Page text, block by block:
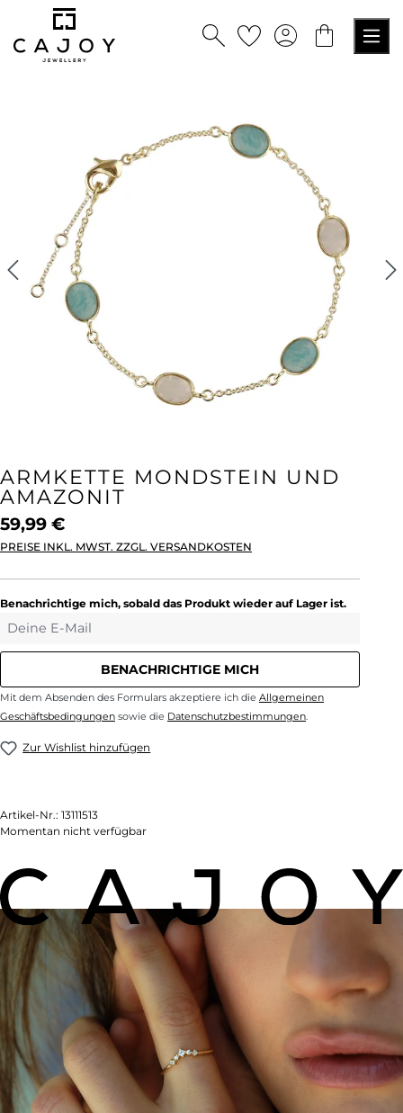
springen
ARMKETTE MONDSTEIN UND
AMAZONIT
59,99 €
PREISE INKL. MWST. ZZGL. VERSANDKOSTEN
Benachrichtige mich, sobald das Produkt wieder auf Lager ist.
Deine E-Mail
BENACHRICHTIGE MICH
Mit dem Absenden des Formulars akzeptiere ich die Allgemeinen
Geschäftsbedingungen sowie die Datenschutzbestimmungen.
Zur Wishlist hinzufügen
Artikel-Nr.: 13111513
Momentan nicht verfügbar